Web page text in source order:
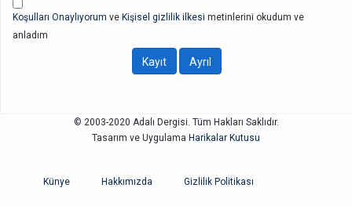
Koşulları Onaylıyorum ve Kişisel gizlilik ilkesi metinlerini okudum ve
anladım
© 2003-2020 Adalı Dergisi. Tüm Hakları Saklıdır.
Tasarım ve Uygulama Harikalar Kutusu
Künye Hakkımızda Gizlilik Politikası